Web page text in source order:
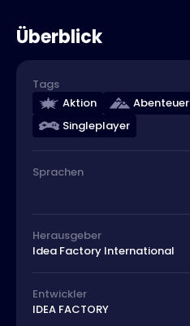
Überblick
Tags
Aktion
Abenteuer
Singleplayer
Sprachen
Herausgeber
Idea Factory International
Entwickler
IDEA FACTORY